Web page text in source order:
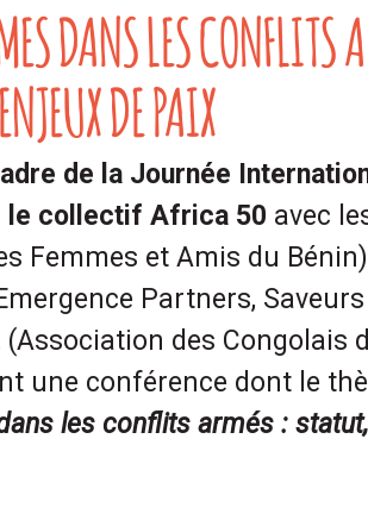
DANS LES CONFLITS
DE PAIX
de la Journée
le collectif Africa 50 avec
Femmes et Amis du
Partners,
(Association des Congolais
une conférence dont le
les conflits armés :